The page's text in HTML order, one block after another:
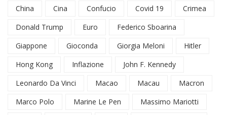
China
Cina Confucio Covid 19
Crimea
Donald Trump
Euro
Federico Sboarina
Giappone
Gioconda Giorgia Meloni
Hitler
Hong Kong
Inflazione
John F. Kennedy
Leonardo Da Vinci
Macao Macau
Macron
Marco Polo
Marine Le Pen
Massimo Mariotti